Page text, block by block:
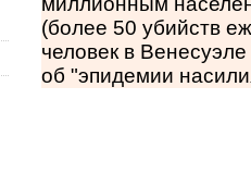
(более 50 убийств
человек в
об "эпидемии